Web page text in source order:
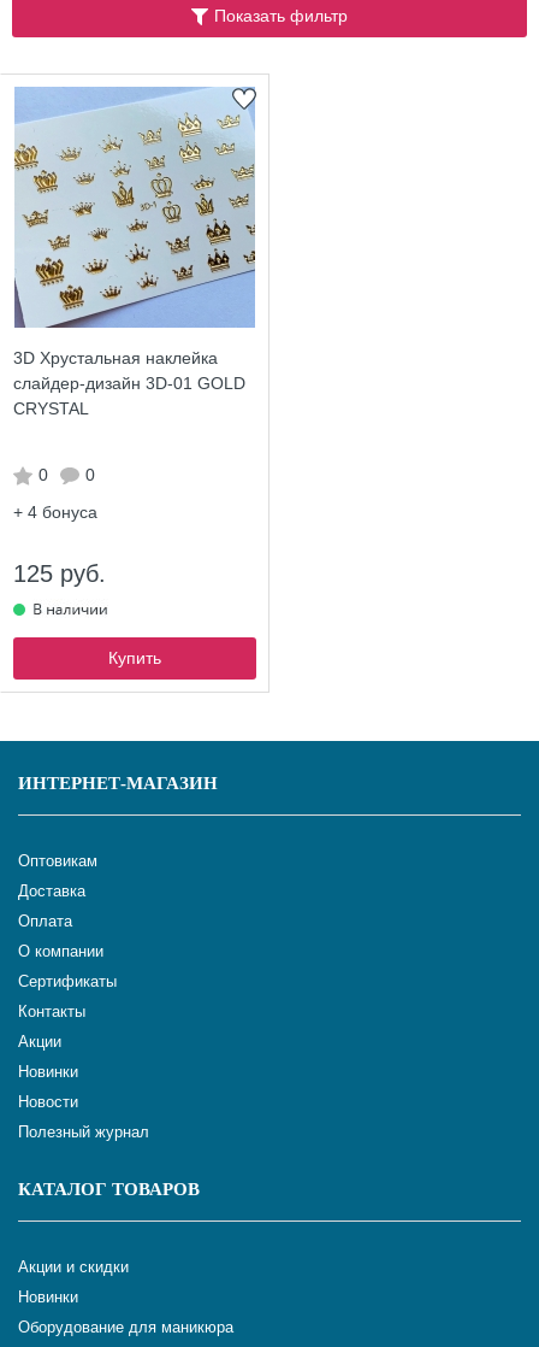
Показать фильтр
3D Хрустальная наклейка
слайдер-дизайн 3D-01 GOLD
CRYSTAL
0
0
+ 4 бонуса
125 руб.
Купить
ИНТЕРНЕТ-МАГАЗИН
Оптовикам
Доставка
Оплата
О компании
Сертификаты
Контакты
Акции
Новинки
Новости
Полезный журнал
КАТАЛОГ ТОВАРОВ
Акции и скидки
Новинки
Оборудование для маникюра